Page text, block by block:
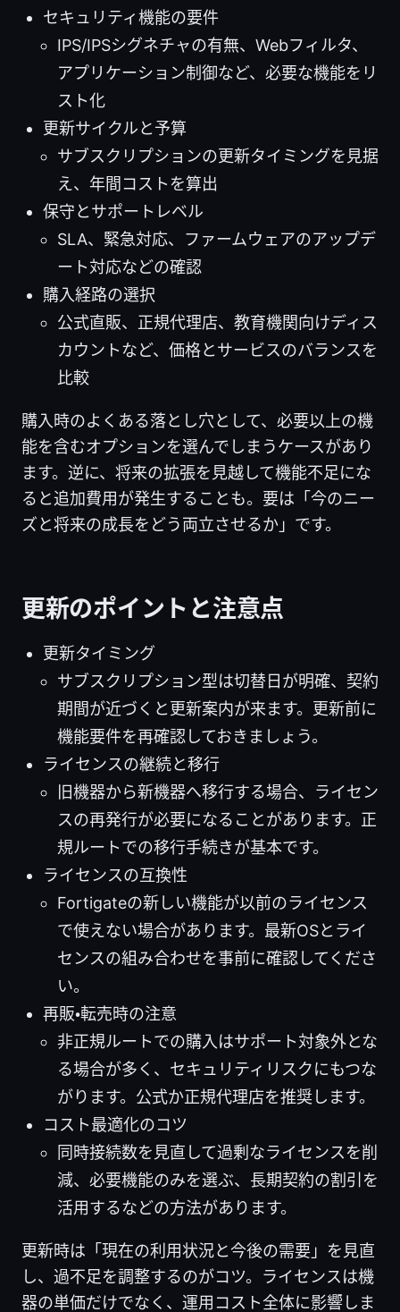
セキュリティ機能の要件
IPS/IPSシグネチャの有無、Webフィルタ、
アプリケーション制御など、必要な機能をリ
スト化
更新サイクルと予算
サブスクリプションの更新タイミングを見据
え、年間コストを算出
保守とサポートレベル
SLA、緊急対応、ファームウェアのアップデ
ート対応などの確認
購入経路の選択
公式直販、正規代理店、教育機関向けディス
カウントなど、価格とサービスのバランスを
比較
購入時のよくある落とし穴として、必要以上の機
能を含むオプションを選んでしまうケースがあり
ます。逆に、将来の拡張を見越して機能不足にな
ると追加費用が発生することも。要は「今のニー
ズと将来の成長をどう両立させるか」です。
更新のポイントと注意点
更新タイミング
サブスクリプション型は切替日が明確、契約
期間が近づくと更新案内が来ます。更新前に
機能要件を再確認しておきましょう。
ライセンスの継続と移行
旧機器から新機器へ移行する場合、ライセン
スの再発行が必要になることがあります。正
規ルートでの移行手続きが基本です。
ライセンスの互換性
Fortigateの新しい機能が以前のライセンス
で使えない場合があります。最新OSとライ
センスの組み合わせを事前に確認してくださ
い。
再販・転売時の注意
非正規ルートでの購入はサポート対象外とな
る場合が多く、セキュリティリスクにもつな
がります。公式か正規代理店を推奨します。
コスト最適化のコツ
同時接続数を見直して過剰なライセンスを削
減、必要機能のみを選ぶ、長期契約の割引を
活用するなどの方法があります。
更新時は「現在の利用状況と今後の需要」を見直
し、過不足を調整するのがコツ。ライセンスは機
器の単価だけでなく、運用コスト全体に影響しま